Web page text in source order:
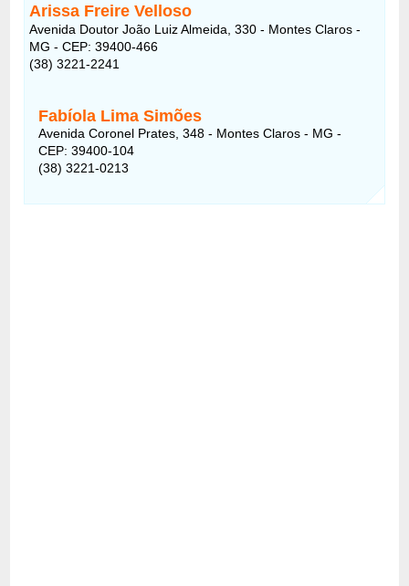
Arissa Freire Velloso
Avenida Doutor João Luiz Almeida, 330 - Montes Claros -
MG - CEP: 39400-466
(38) 3221-2241
Fabíola Lima Simões
Avenida Coronel Prates, 348 - Montes Claros - MG -
CEP: 39400-104
(38) 3221-0213